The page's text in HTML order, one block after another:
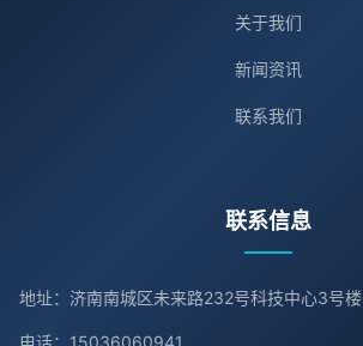
关于我们
新闻资讯
联系我们
联系信息
地址：济南南城区未来路232号科技中心3号楼
电话：15036060941